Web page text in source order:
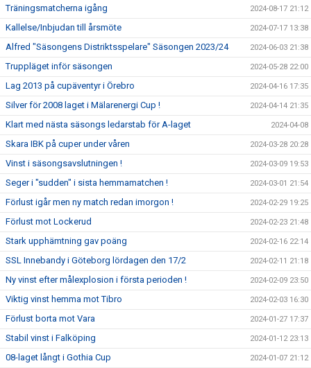
Träningsmatcherna igång 2024-08-17 21:12
Kallelse/Inbjudan till årsmöte 2024-07-17 13:38
Alfred "Säsongens Distriktsspelare" Säsongen 2023/24 2024-06-03 21:38
Truppläget inför säsongen 2024-05-28 22:00
Lag 2013 på cupäventyr i Örebro 2024-04-16 17:35
Silver för 2008 laget i Mälarenergi Cup ! 2024-04-14 21:35
Klart med nästa säsongs ledarstab för A-laget 2024-04-08
Skara IBK på cuper under våren 2024-03-28 20:28
Vinst i säsongsavslutningen ! 2024-03-09 19:53
Seger i "sudden" i sista hemmamatchen ! 2024-03-01 21:54
Förlust igår men ny match redan imorgon ! 2024-02-29 19:25
Förlust mot Lockerud 2024-02-23 21:48
Stark upphämtning gav poäng 2024-02-16 22:14
SSL Innebandy i Göteborg lördagen den 17/2 2024-02-11 21:18
Ny vinst efter målexplosion i första perioden ! 2024-02-09 23:50
Viktig vinst hemma mot Tibro 2024-02-03 16:30
Förlust borta mot Vara 2024-01-27 17:37
Stabil vinst i Falköping 2024-01-12 23:13
08-laget långt i Gothia Cup 2024-01-07 21:12